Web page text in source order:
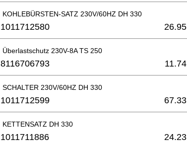
KOHLEBÜRSTEN-SATZ 230V/60HZ DH 330
1011712580 26.95
Überlastschutz 230V-8A TS 250
8116706793 11.74
SCHALTER 230V/60HZ DH 330
1011712599 67.33
KETTENSATZ DH 330
1011711886 24.23